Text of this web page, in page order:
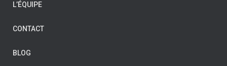
L’ÉQUIPE
CONTACT
BLOG